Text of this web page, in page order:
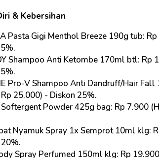
& Kebersihan
Pasta Gigi Menthol Breeze 190g tub:
.
Shampoo Anti Ketombe 170ml btl: Rp
.
Pro-V Shampoo Anti Dandruff/Hair
25.000) - Diskon 25%.
Softergent Powder 425g bag: Rp 7.900
Nyamuk Spray 1x Semprot 10ml klg:
.
Spray Perfumed 150ml klg: Rp